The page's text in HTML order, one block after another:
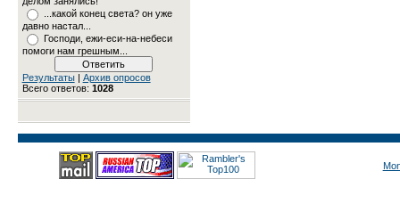
...какой конец света? он уже
давно настал...
Господи, ежи-еси-на-небеси
помоги нам грешным...
Результаты| Архив опросов
Всего ответов: 1028